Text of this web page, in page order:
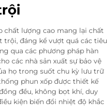
chất lượng cao mang lại chất
trội, đáng kể vượt quá các tiêu
qua các phương pháp hàn
các nhà sản xuất sự bảo vệ
họ trong suốt chu kỳ lưu trữ
phun xốp được thiết kế
đều, không bọt khí, duy
kiện biến đổi nhiệt độ khắc